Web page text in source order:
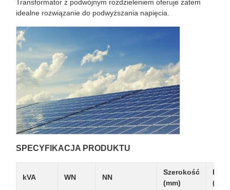
Transformator z podwójnym rozdzieleniem oferuje zatem
idealne rozwiązanie do podwyższania napięcia.
SPECYFIKACJA PRODUKTU
kVA WN NN
Szerokość
(mm)
(mm)